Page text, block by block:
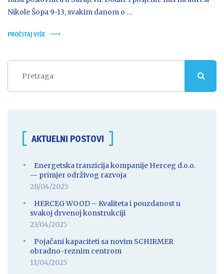
Nikole Šopa 9-13, svakim danom o …
PROČITAJ VIŠE
AKTUELNI POSTOVI
Energetska tranzicija kompanije Herceg d.o.o.
— primjer održivog razvoja
28/04/2025
HERCEG WOOD – Kvaliteta i pouzdanost u
svakoj drvenoj konstrukciji
23/04/2025
Pojačani kapaciteti sa novim SCHIRMER
obradno-reznim centrom
11/04/2025